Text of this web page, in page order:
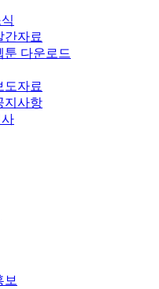
간자료
툰 다운로드
도자료
지사항
보